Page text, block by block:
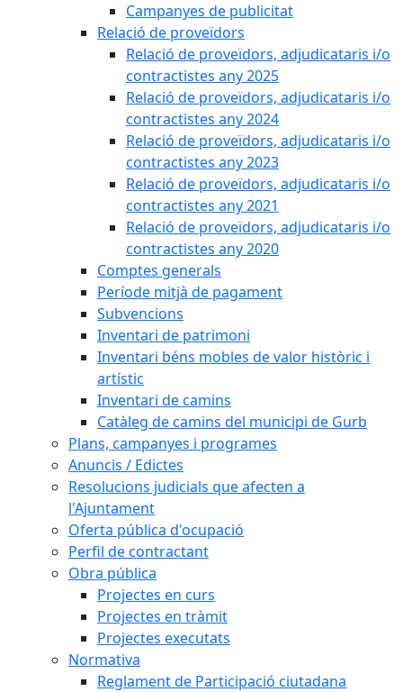
Campanyes de publicitat
Relació de proveïdors
Relació de proveïdors, adjudicataris i/o
contractistes any 2025
Relació de proveïdors, adjudicataris i/o
contractistes any 2024
Relació de proveïdors, adjudicataris i/o
contractistes any 2023
Relació de proveïdors, adjudicataris i/o
contractistes any 2021
Relació de proveïdors, adjudicataris i/o
contractistes any 2020
Comptes generals
Període mitjà de pagament
Subvencions
Inventari de patrimoni
Inventari béns mobles de valor històric i
artístic
Inventari de camins
Catàleg de camins del municipi de Gurb
Plans, campanyes i programes
Anuncis / Edictes
Resolucions judicials que afecten a
l'Ajuntament
Oferta pública d'ocupació
Perfil de contractant
Obra pública
Projectes en curs
Projectes en tràmit
Projectes executats
Normativa
Reglament de Participació ciutadana